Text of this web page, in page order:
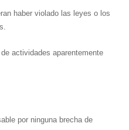
haber violado las leyes o los
actividades aparentemente
por ninguna brecha de